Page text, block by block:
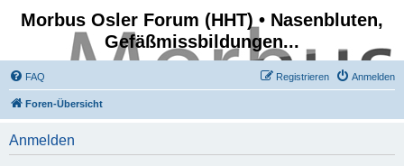
Morbus Osler Forum (HHT) • Nasenbluten,
Gefäßmissbildungen...
FAQ Anmelden
Registrieren
Foren-Übersicht
Anmelden